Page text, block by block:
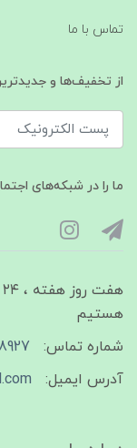
تماس با ما
از تخفیف‌ها و
ما را در شبکه‌های
هستیم
شماره تماس:
آدرس ایمیل: